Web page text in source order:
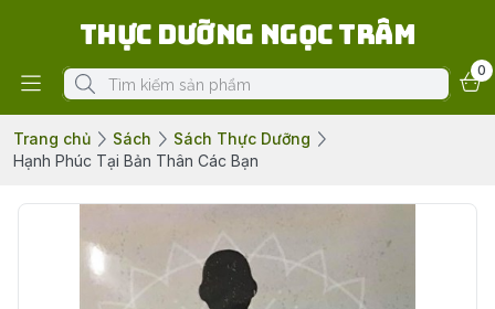
Thực Dưỡng Ngọc Trâm
0
Trang chủ Sách
Sách Thực Dưỡng
Hạnh Phúc Tại Bản Thân Các Bạn